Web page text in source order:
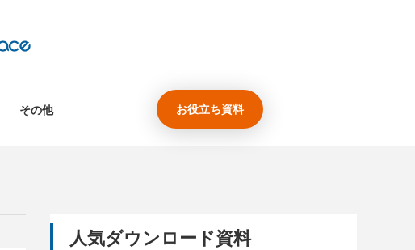
その他 お役立ち資料
人気ダウンロード資料